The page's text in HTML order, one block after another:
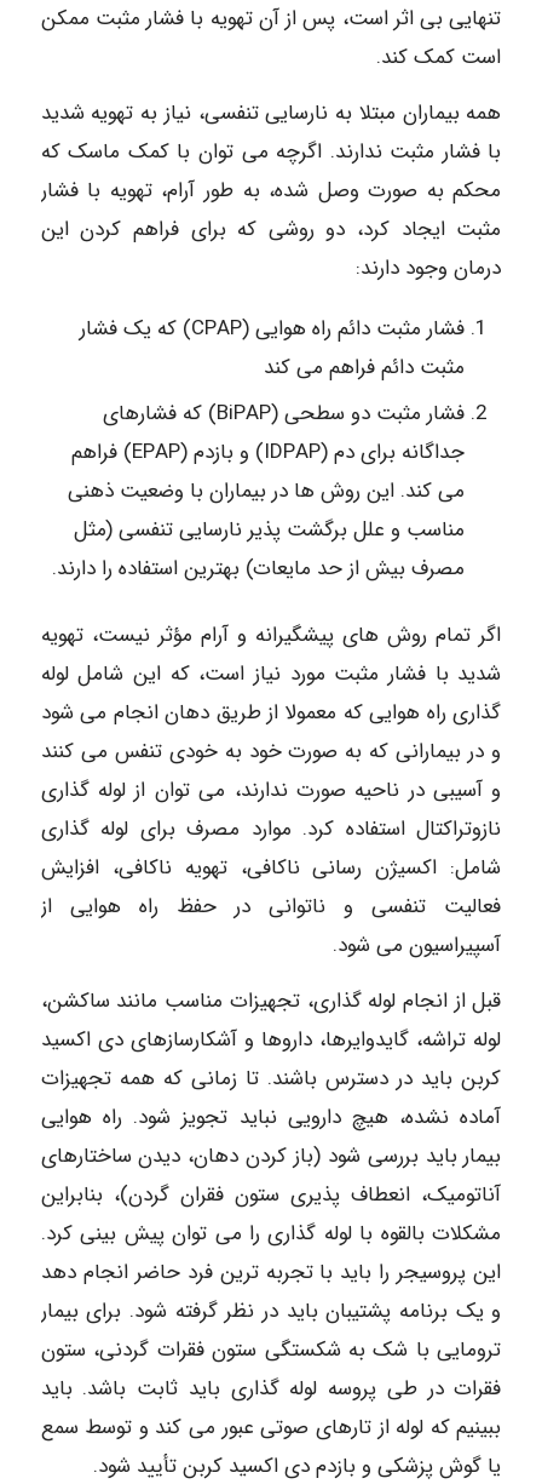
تنهایی بی اثر است، پس از آن تهویه با فشار مثبت ممکن
است کمک کند.
همه بیماران مبتلا به نارسایی تنفسی، نیاز به تهویه شدید
با فشار مثبت ندارند. اگرچه می توان با کمک ماسک که
محکم به صورت وصل شده، به طور آرام، تهویه با فشار
مثبت ایجاد کرد، دو روشی که برای فراهم کردن این
درمان وجود دارند:
فشار مثبت دائم راه هوایی (CPAP) که یک فشار
مثبت دائم فراهم می کند
فشار مثبت دو سطحی (BiPAP) که فشارهای
جداگانه برای دم (IDPAP) و بازدم (EPAP) فراهم
می کند. این روش ها در بیماران با وضعیت ذهنی
مناسب و علل برگشت پذیر نارسایی تنفسی (مثل
مصرف بیش از حد مایعات) بهترین استفاده را دارند.
اگر تمام روش های پیشگیرانه و آرام مؤثر نیست، تهویه
شدید با فشار مثبت مورد نیاز است، که این شامل لوله
گذاری راه هوایی که معمولا از طریق دهان انجام می شود
و در بیمارانی که به صورت خود به خودی تنفس می کنند
و آسیبی در ناحیه صورت ندارند، می توان از لوله گذاری
نازوتراكتال استفاده کرد. موارد مصرف برای لوله گذاری
شامل: اکسیژن رسانی ناکافی، تهویه ناکافی، افزایش
فعالیت تنفسی و ناتوانی در حفظ راه هوایی از
آسپیراسیون می شود.
قبل از انجام لوله گذاری، تجهیزات مناسب مانند ساکشن،
لوله تراشه، گایدوایرها، داروها و آشکارسازهای دی اکسید
کربن باید در دسترس باشند. تا زمانی که همه تجهیزات
آماده نشده، هیچ دارویی نباید تجویز شود. راه هوایی
بیمار باید بررسی شود (باز کردن دهان، دیدن ساختارهای
آناتومیک، انعطاف پذیری ستون فقران گردن)، بنابراین
مشکلات بالقوه با لوله گذاری را می توان پیش بینی کرد.
این پروسیجر را باید با تجربه ترین فرد حاضر انجام دهد
و یک برنامه پشتیبان باید در نظر گرفته شود. برای بیمار
ترومایی با شک به شکستگی ستون فقرات گردنی، ستون
فقرات در طی پروسه لوله گذاری باید ثابت باشد. باید
ببینیم که لوله از تارهای صوتی عبور می کند و توسط سمع
یا گوش پزشکی و بازدم دی اکسید کربن تأیید شود.